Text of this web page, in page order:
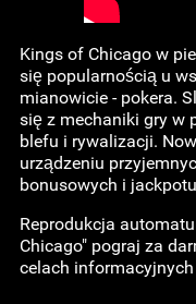
Kings of Chicago w
się popularnością u
mianowicie - pokera.
się z mechaniki gry w
blefu i rywalizacji.
urządzeniu
bonusowych i
Reprodukcja
Chicago" pograj za
celach